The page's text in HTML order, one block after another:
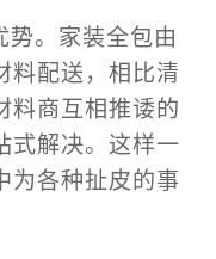
势。家装全包由
料配送，相比清
料商互相推诿的
式解决。这样一
为各种扯皮的事